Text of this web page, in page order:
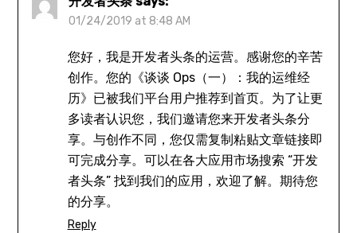
01/24/2019 at 8:48 AM
您好，我是开发者头条的运营。感谢您的辛苦
创作。您的《谈谈 Ops（一）：我的运维经
历》已被我们平台用户推荐到首页。为了让更
多读者认识您，我们邀请您来开发者头条分
享。与创作不同，您仅需复制粘贴文章链接即
可完成分享。可以在各大应用市场搜索 “开发
者头条” 找到我们的应用，欢迎了解。期待您
的分享。
Reply